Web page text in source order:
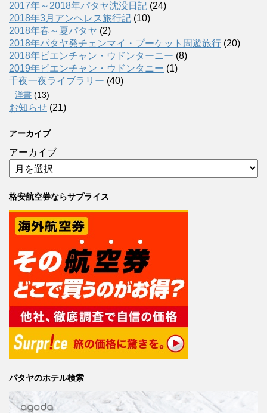
2017年～2018年パタヤ沈没日記 (24)
2018年3月アンヘレス旅行記 (10)
2018年春～夏パタヤ (2)
2018年パタヤ発チェンマイ・プーケット周遊旅行 (20)
2018年ビエンチャン・ウドンターニー (8)
2019年ビエンチャン・ウドンタニー (1)
千夜一夜ライブラリー (40)
洋書 (13)
お知らせ (21)
アーカイブ
アーカイブ
格安航空券ならサプライス
パタヤのホテル検索